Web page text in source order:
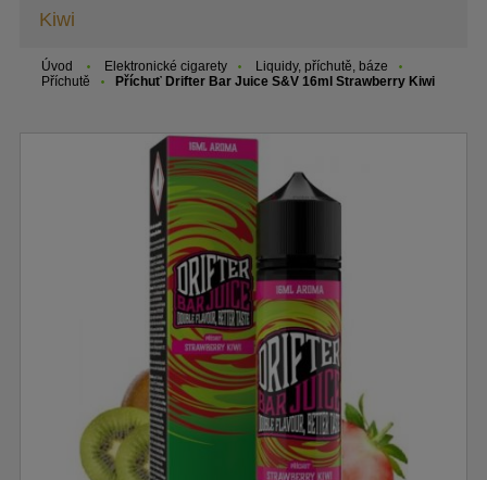
Kiwi
Úvod Elektronické cigarety
Liquidy, příchutě, báze
Příchutě
Příchuť Drifter Bar Juice S&V 16ml Strawberry Kiwi